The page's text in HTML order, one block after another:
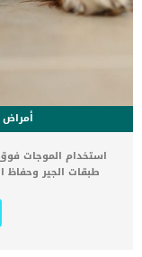
أمراض
استخدام الموجات فوق
طبقات الجير
كلبك. عادة ما
الكلاب جزءًا من